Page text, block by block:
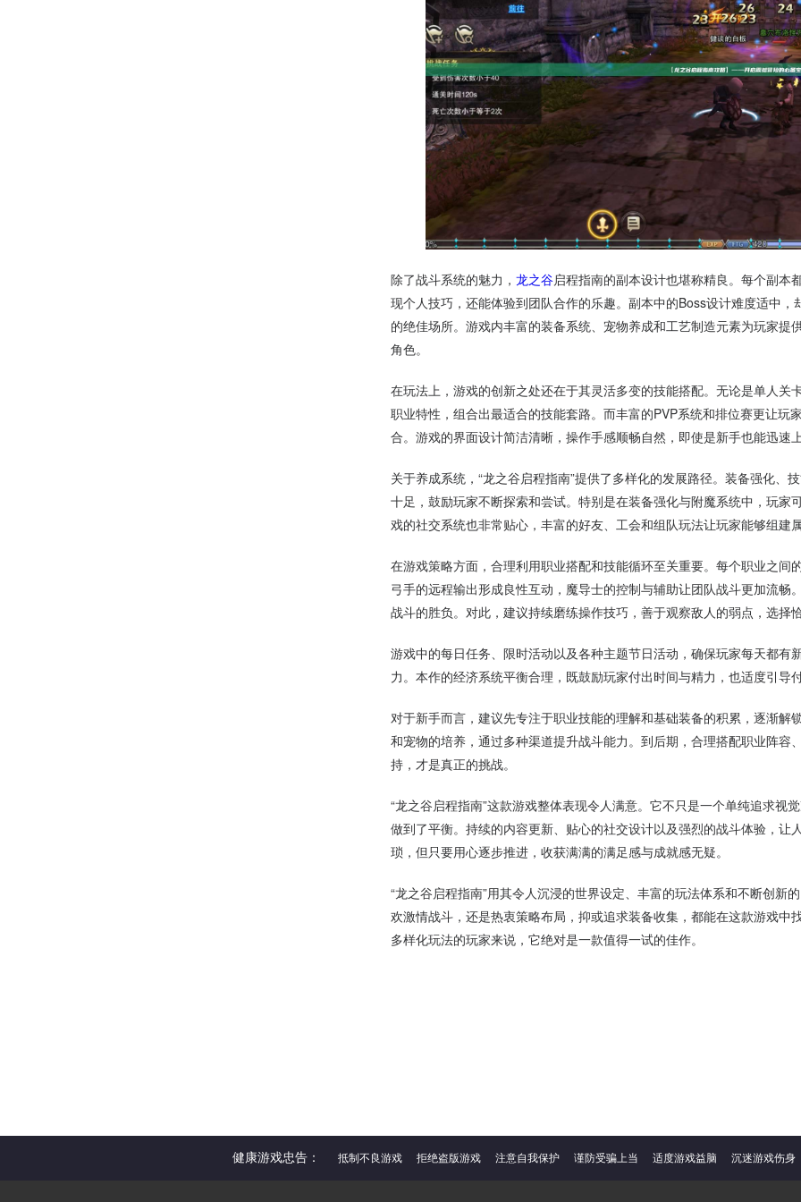
除了战斗系统的魅力， 龙之谷启程指南的副本设计也堪称精良。每个副本
现个人技巧，还能体验到团队合作的乐趣。副本中的Boss设计难度适中
的绝佳场所。游戏内丰富的装备系统、宠物养成和工艺制造元素为玩家
角色。
在玩法上，游戏的创新之处还在于其灵活多变的技能搭配。无论是单人
职业特性，组合出最适合的技能套路。而丰富的PVP系统和排位赛更让玩
合。游戏的界面设计简洁清晰，操作手感顺畅自然，即使是新手也能迅速
关于养成系统，“龙之谷启程指南”提供了多样化的发展路径。装备强化
十足，鼓励玩家不断探索和尝试。特别是在装备强化与附魔系统中，玩
戏的社交系统也非常贴心，丰富的好友、工会和组队玩法让玩家能够组建
在游戏策略方面，合理利用职业搭配和技能循环至关重要。每个职业之
弓手的远程输出形成良性互动，魔导士的控制与辅助让团队战斗更加流
战斗的胜负。对此，建议持续磨练操作技巧，善于观察敌人的弱点，选择
游戏中的每日任务、限时活动以及各种主题节日活动，确保玩家每天都
力。本作的经济系统平衡合理，既鼓励玩家付出时间与精力，也适度引导
对于新手而言，建议先专注于职业技能的理解和基础装备的积累，逐渐
和宠物的培养，通过多种渠道提升战斗能力。到后期，合理搭配职业阵容
持，才是真正的挑战。
“龙之谷启程指南”这款游戏整体表现令人满意。它不只是一个单纯追求视
做到了平衡。持续的内容更新、贴心的社交设计以及强烈的战斗体验，让
琐，但只要用心逐步推进，收获满满的满足感与成就感无疑。
“龙之谷启程指南”用其令人沉浸的世界设定、丰富的玩法体系和不断创新
欢激情战斗，还是热衷策略布局，抑或追求装备收集，都能在这款游戏
多样化玩法的玩家来说，它绝对是一款值得一试的佳作。
健康游戏忠告： 抵制不良游戏 拒绝盗版游戏 注意自我保护 谨防受骗上当 适度游戏益脑 沉迷游戏伤身